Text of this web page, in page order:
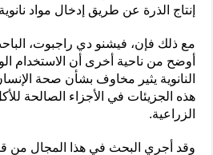
إنتاج الذرة عن طريق إدخال مواد
مع ذلك فإن، فيشنو دي راجبوت،
أوضح من ناحية أخرى أن الاستخدام
النانوية يثير مخاوف بشأن صحة
هذه الجزيئات في الأجزاء الصالحة
الزراعية.
وقد أجري البحث في هذا المجال من